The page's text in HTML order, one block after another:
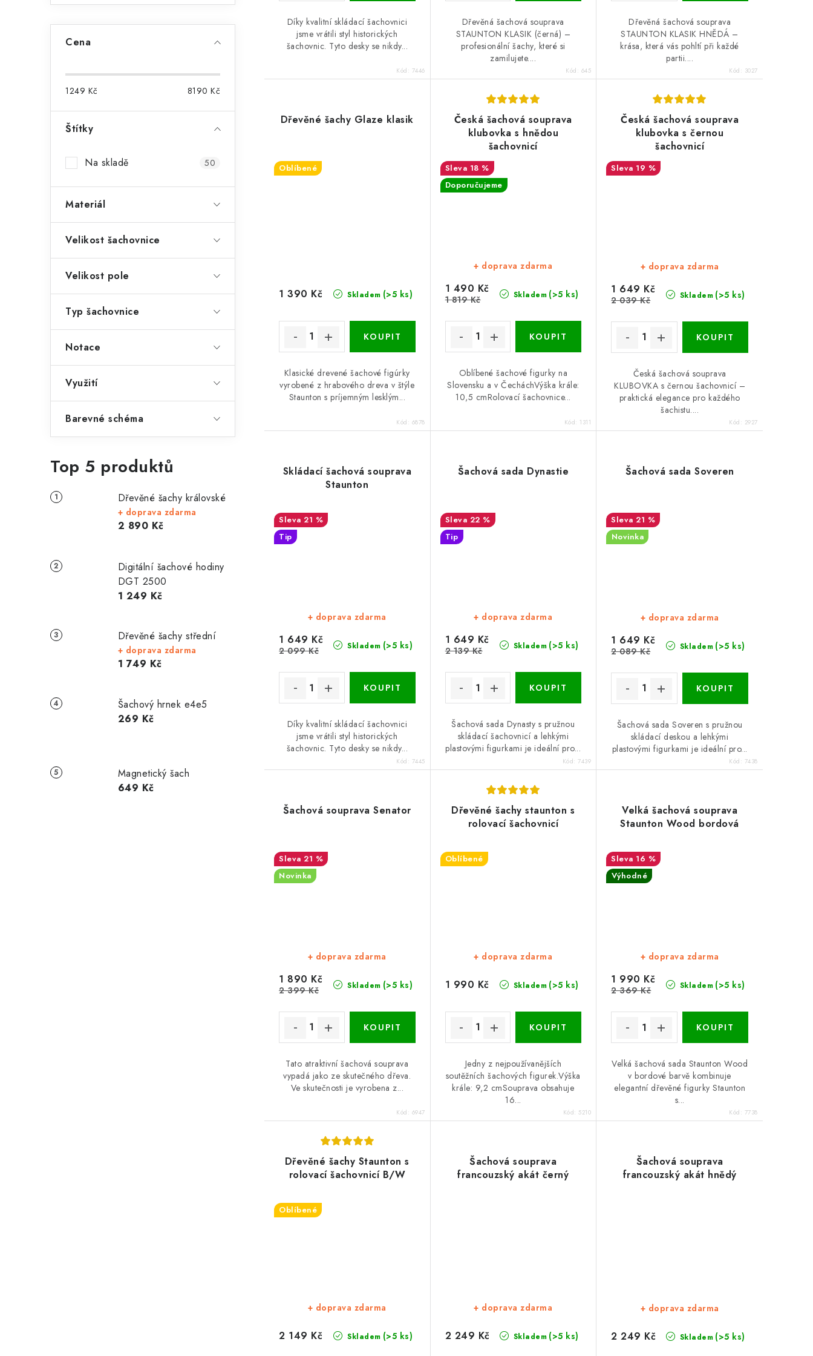
Cena
1249 Kč 8190 Kč
Štítky
Na skladě 50
Materiál
Velikost šachovnice
Velikost pole
Typ šachovnice
Notace
Využití
Barevné schéma
Top 5 produktů
Dřevěné šachy královské
+ doprava zdarma
2 890 Kč
Digitální šachové hodiny
DGT 2500
1 249 Kč
Dřevěné šachy střední
+ doprava zdarma
1 749 Kč
Šachový hrnek e4e5
269 Kč
Magnetický šach
649 Kč
Díky kvalitní skládací šachovnici
jsme vrátili styl historických
šachovnic. Tyto desky se nikdy...
Kód: 7446
Dřevěná šachová souprava
STAUNTON KLASIK (černá) –
profesionální šachy, které si
zamilujete....
Kód: 645
Dřevěná šachová souprava
STAUNTON KLASIK HNĚDÁ –
krása, která vás pohltí při každé
partii....
Kód: 3027
Dřevěné šachy Glaze klasik
Oblíbené
Skladem (>5 ks)
1 390 Kč
Klasické drevené šachové figúrky
vyrobené z hrabového dreva v štýle
Staunton s príjemným lesklým...
Kód: 6878
Česká šachová souprava
klubovka s hnědou
šachovnicí
18 %
Doporučujeme
+ doprava zdarma
Skladem (>5 ks)
1 490 Kč
1 819 Kč
Oblíbené šachové figurky na
Slovensku a v ČecháchVýška krále:
10,5 cmRolovací šachovnice...
Kód: 1311
Česká šachová souprava
klubovka s černou
šachovnicí
19 %
+ doprava zdarma
Skladem (>5 ks)
1 649 Kč
2 039 Kč
Česká šachová souprava
KLUBOVKA s černou šachovnicí –
praktická elegance pro každého
šachistu....
Kód: 2927
Skládací šachová souprava
Staunton
21 %
Tip
+ doprava zdarma
Skladem (>5 ks)
1 649 Kč
2 099 Kč
Díky kvalitní skládací šachovnici
jsme vrátili styl historických
šachovnic. Tyto desky se nikdy...
Kód: 7445
Šachová sada Dynastie
22 %
Tip
+ doprava zdarma
Skladem (>5 ks)
1 649 Kč
2 139 Kč
Šachová sada Dynasty s pružnou
skládací šachovnicí a lehkými
plastovými figurkami je ideální pro...
Kód:7439
Šachová sada Soveren
21 %
Novinka
+ doprava zdarma
Skladem (>5 ks)
1 649 Kč
2 089 Kč
Šachová sada Soveren s pružnou
skládací deskou a lehkými
plastovými figurkami je ideální pro...
Kód: 7438
Šachová souprava Senator
21 %
Novinka
+ doprava zdarma
Skladem (>5 ks)
1 890 Kč
2 399 Kč
Tato atraktivní šachová souprava
vypadá jako ze skutečného dřeva.
Ve skutečnosti je vyrobena z...
Kód: 6947
Dřevěné šachy staunton s
rolovací šachovnicí
Oblíbené
+ doprava zdarma
Skladem (>5 ks)
1 990 Kč
Jedny z nejpoužívanějších
soutěžních šachových figurek.Výška
krále: 9,2 cmSouprava obsahuje
16...
Kód:5210
Velká šachová souprava
Staunton Wood bordová
16 %
Výhodné
+ doprava zdarma
Skladem (>5 ks)
1 990 Kč
2 369 Kč
Velká šachová sada Staunton Wood
v bordové barvě kombinuje
elegantní dřevěné figurky Staunton
s...
Kód: 7738
Dřevěné šachy Staunton s
rolovací šachovnicí B/W
Oblíbené
+ doprava zdarma
Skladem (>5 ks)
2 149 Kč
Šachová souprava
francouzský akát černý
+ doprava zdarma
Skladem (>5 ks)
2 249 Kč
Šachová souprava
francouzský akát hnědý
+ doprava zdarma
Skladem (>5 ks)
2 249 Kč